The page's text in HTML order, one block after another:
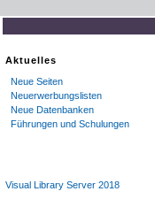
Aktuelles
Neue Seiten
Neuerwerbungslisten
Neue Datenbanken
Führungen und Schulungen
Visual Library Server 2018